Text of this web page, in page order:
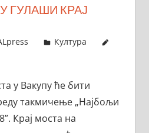
ГУЛАШИ КРАЈ
Култура
у Вакупу ће бити
такмичење „Најбољи
Крај моста на